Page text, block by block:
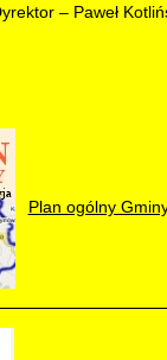
– Paweł
Plan ogólny